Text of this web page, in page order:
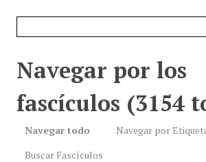
Navegar por los
fascículos (3154
Navegar todo
Navegar por
Buscar Fascículos